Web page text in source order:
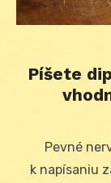
Píšete
Pevné
k napísaniu